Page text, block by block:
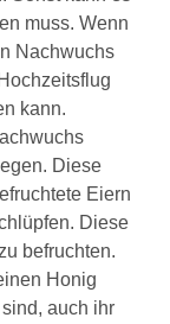
muss. Wenn
Nachwuchs
kann.
Diese
Eiern
Diese
befruchten.
Honig
auch ihr